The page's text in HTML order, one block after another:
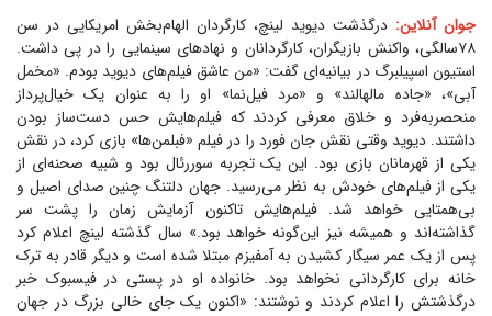
جوان آنلاین: درگذشت دیوید لینچ، کارگردان الهام‌بخش امریکایی در سن
۷۸سالگی، واکنش بازیگران، کارگردانان و نهاد‌های سینمایی را در پی داشت.
استیون اسپیلبرگ در بیانیه‌ای گفت: «من عاشق فیلم‌های دیوید بودم. «مخمل
آبی»، «جاده مالهالند» و «مرد فیل‌نما» او را به عنوان یک خیال‌پرداز
منحصر‌به‌فرد و خلاق معرفی کردند که فیلم‌هایش حس دست‌ساز بودن
داشتند. دیوید وقتی نقش جان فورد را در فیلم «فبلمن‌ها» بازی کرد، در نقش
یکی از قهرمانان بازی بود. این یک تجربه سوررئال بود و شبیه صحنه‌ای از
یکی از فیلم‌های خودش به نظر می‌رسید. جهان دلتنگ چنین صدای اصیل و
بی‌همتایی خواهد شد. فیلم‌هایش تاکنون آزمایش زمان را پشت سر
گذاشته‌اند و همیشه نیز این‌گونه خواهد بود.» سال گذشته لینچ اعلام کرد
پس از یک عمر سیگار کشیدن به آمفیزم مبتلا شده است و دیگر قادر به ترک
خانه برای کارگردانی نخواهد بود. خانواده او در پستی در فیسبوک خبر
درگذشتش را اعلام کردند و نوشتند: «اکنون یک جای خالی بزرگ در جهان